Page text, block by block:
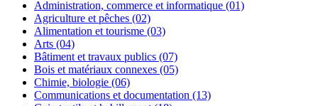
Administration, commerce et informatique (01)
Agriculture et pêches (02)
Alimentation et tourisme (03)
Arts (04)
Bâtiment et travaux publics (07)
Bois et matériaux connexes (05)
Chimie, biologie (06)
Communications et documentation (13)